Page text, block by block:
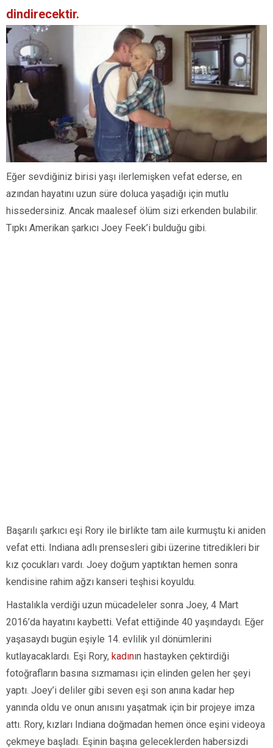
dindirecektir.
Eğer sevdiğiniz birisi yaşı ilerlemişken vefat ederse, en
azından hayatını uzun süre doluca yaşadığı için mutlu
hissedersiniz. Ancak maalesef ölüm sizi erkenden bulabilir.
Tıpkı Amerikan şarkıcı Joey Feek’i bulduğu gibi.
Başarılı şarkıcı eşi Rory ile birlikte tam aile kurmuştu ki aniden
vefat etti. Indiana adlı prensesleri gibi üzerine titredikleri bir
kız çocukları vardı. Joey doğum yaptıktan hemen sonra
kendisine rahim ağzı kanseri teşhisi koyuldu.
Hastalıkla verdiği uzun mücadeleler sonra Joey, 4 Mart
2016’da hayatını kaybetti. Vefat ettiğinde 40 yaşındaydı. Eğer
yaşasaydı bugün eşiyle 14. evlilik yıl dönümlerini
kutlayacaklardı. Eşi Rory, kadının hastayken çektirdiği
fotoğrafların basına sızmaması için elinden gelen her şeyi
yaptı. Joey’i deliler gibi seven eşi son anına kadar hep
yanında oldu ve onun anısını yaşatmak için bir projeye imza
attı. Rory, kızları Indiana doğmadan hemen önce eşini videoya
çekmeye başladı. Eşinin başına geleceklerden habersizdi